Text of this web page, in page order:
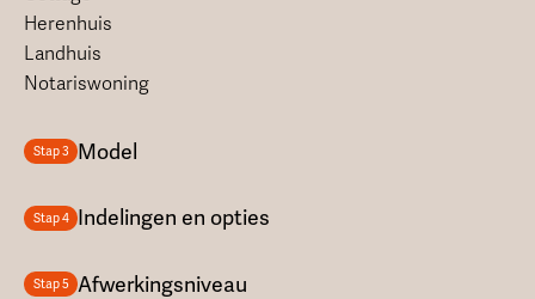
Herenhuis
Landhuis
Notariswoning
Stap 3 Model
Stap 4 Indelingen en opties
Stap 5 Afwerkingsniveau